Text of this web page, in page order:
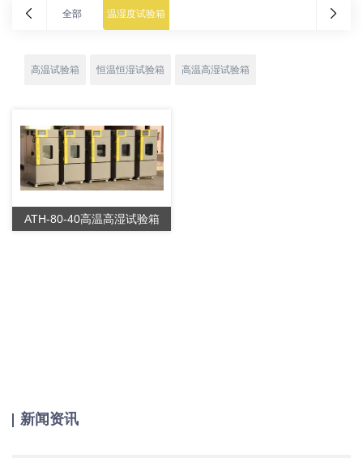
全部 温湿度试验箱
高温试验箱 恒温恒湿试验箱 高温高湿试验箱
ATH-80-40高温高湿试验箱
新闻资讯